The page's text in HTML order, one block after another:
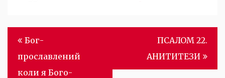
Навігація
записів
Бог-
прославлений
коли я Бого-
ПСАЛОМ 22.
АНИТИТЕЗИ